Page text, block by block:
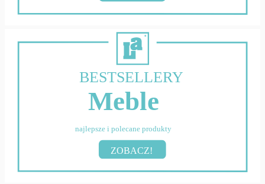
BESTSELLERY
Meble
najlepsze i polecane produkty
ZOBACZ!